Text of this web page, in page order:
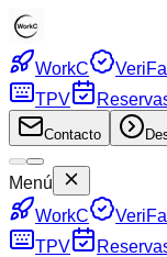
WorkC
TPV
Contacto
Menú
WorkC
TPV